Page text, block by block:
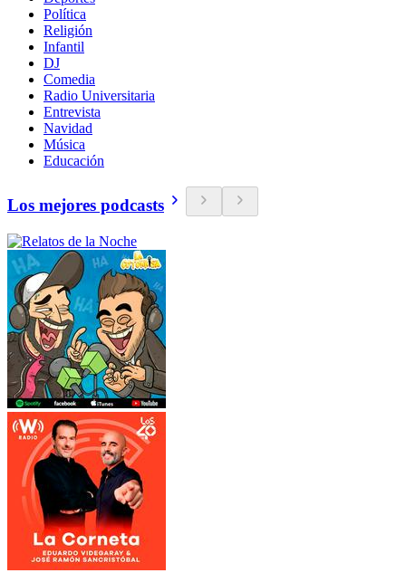
Política
Religión
Infantil
DJ
Comedia
Radio Universitaria
Entrevista
Navidad
Música
Educación
Los mejores podcasts